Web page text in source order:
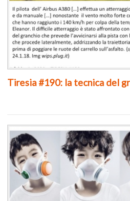
Tiresia #190: la tecnica del